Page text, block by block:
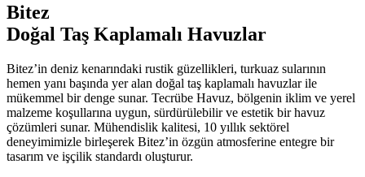
Bitez
Doğal Taş Kaplamalı Havuzlar
Bitez’in deniz kenarındaki rustik güzellikleri, turkuaz sularının
hemen yanı başında yer alan doğal taş kaplamalı havuzlar ile
mükemmel bir denge sunar. Tecrübe Havuz, bölgenin iklim ve yerel
malzeme koşullarına uygun, sürdürülebilir ve estetik bir havuz
çözümleri sunar. Mühendislik kalitesi, 10 yıllık sektörel
deneyimimizle birleşerek Bitez’in özgün atmosferine entegre bir
tasarım ve işçilik standardı oluşturur.